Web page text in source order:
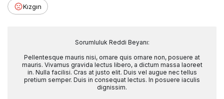
Kızgın
Sorumluluk Reddi Beyanı:
Pellentesque mauris nisi, ornare quis ornare non, posuere at
mauris. Vivamus gravida lectus libero, a dictum massa laoreet
in. Nulla facilisi. Cras at justo elit. Duis vel augue nec tellus
pretium semper. Duis in consequat lectus. In posuere iaculis
dignissim.